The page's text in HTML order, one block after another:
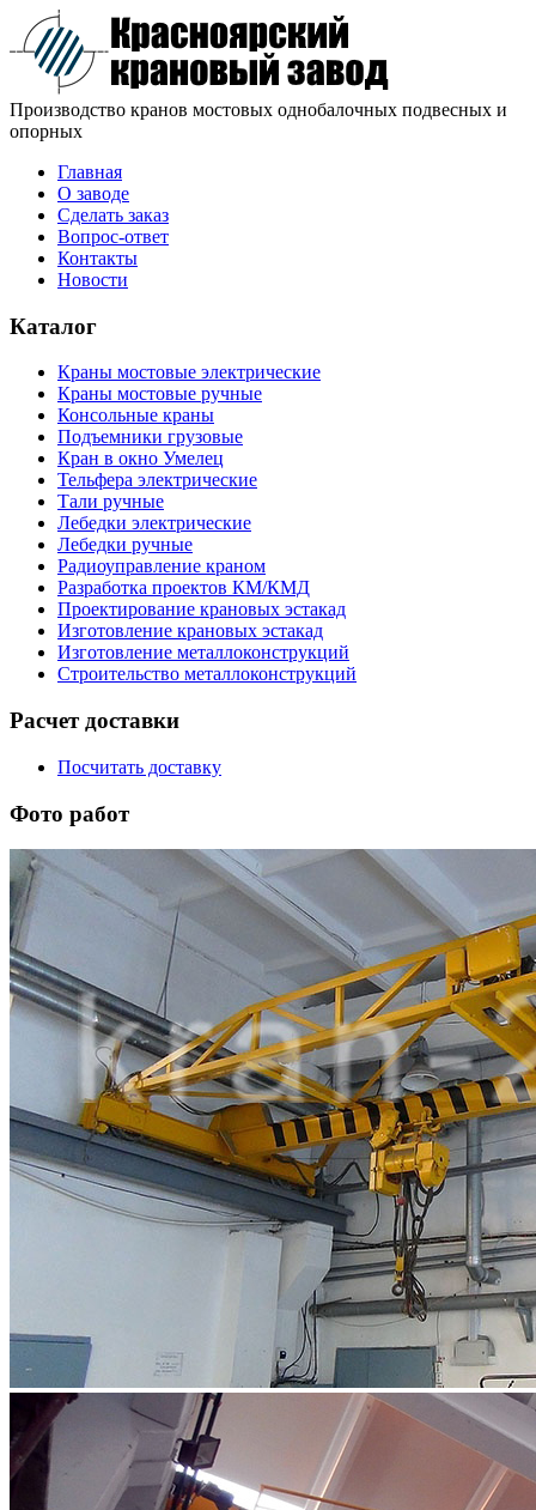
Производство кранов мостовых однобалочных подвесных и
опорных
Главная
О заводе
Сделать заказ
Вопрос-ответ
Контакты
Новости
Каталог
Краны мостовые электрические
Краны мостовые ручные
Консольные краны
Подъемники грузовые
Кран в окно Умелец
Тельфера электрические
Тали ручные
Лебедки электрические
Лебедки ручные
Радиоуправление краном
Разработка проектов КМ/КМД
Проектирование крановых эстакад
Изготовление крановых эстакад
Изготовление металлоконструкций
Строительство металлоконструкций
Расчет доставки
Посчитать доставку
Фото работ